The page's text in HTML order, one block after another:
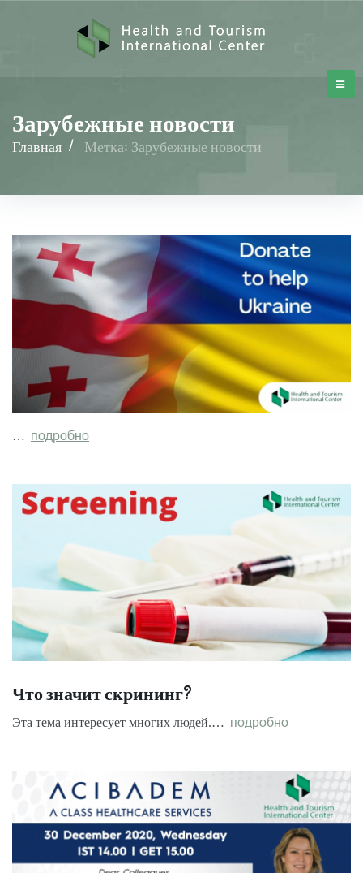
Зарубежные новости
Главная / Метка: Зарубежные новости
Зарубежные
новости
… подробно
Что значит скрининг?
Эта тема интересует многих людей.… подробно